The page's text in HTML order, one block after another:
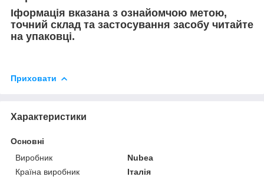
Іформація вказана з ознайомчою метою,
точний склад та застосування засобу читайте
на упаковці.
Приховати
Характеристики
Основні
Виробник
Nubea
Країна виробник
Італія